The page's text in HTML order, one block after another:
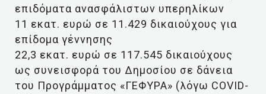
επιδόματα ανασφάλιστων υπερηλίκων
11 εκατ. ευρώ σε 11.429 δικαιούχους για
επίδομα γέννησης
22,3 εκατ. ευρώ σε 117.545 δικαιούχους
ως συνεισφορά του Δημοσίου σε δάνεια
του Προγράμματος «ΓΕΦΥΡΑ» (λόγω COVID-